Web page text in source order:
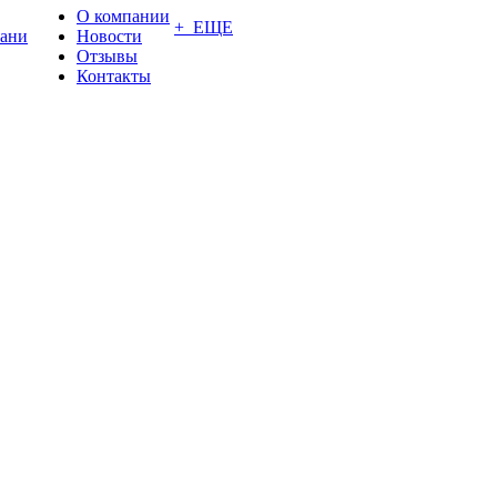
О компании
Новости
Отзывы
Контакты
+ ЕЩЕ